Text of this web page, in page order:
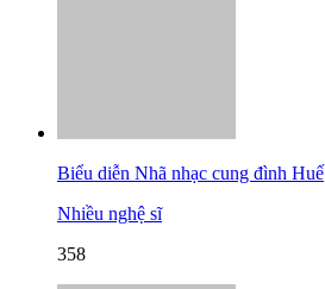
Biểu diễn Nhã nhạc cung đình Huế
Nhiều nghệ sĩ
358